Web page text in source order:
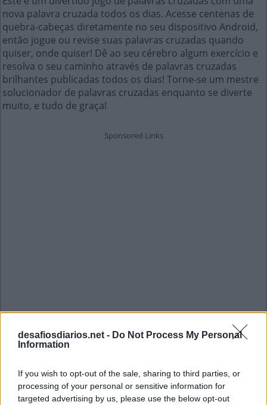
desafiosdiarios.net - Do Not Process My Personal
Information
If you wish to opt-out of the sale, sharing to third parties, or
processing of your personal or sensitive information for
targeted advertising by us, please use the below opt-out
nova palavra cruzada todos os dias. Acesse centenas de
quebra-cabeças diretamente no seu dispositivo Android,
então jogue ou revise suas palavras cruzadas quando
quiser, onde quiser! Dê ao seu cérebro algum exercício e
resolva o seu caminho através de palavras cruzadas
brilhantes publicadas todos os dias! Torne-se um mestre
solucionador de palavras cruzadas enquanto se diverte
muito, e tudo de graça!